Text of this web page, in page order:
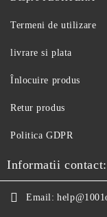
Termeni de utilizare
livrare si plata
Înlocuire produs
Retur produs
Politica GDPR
Informatii contact:
Email: